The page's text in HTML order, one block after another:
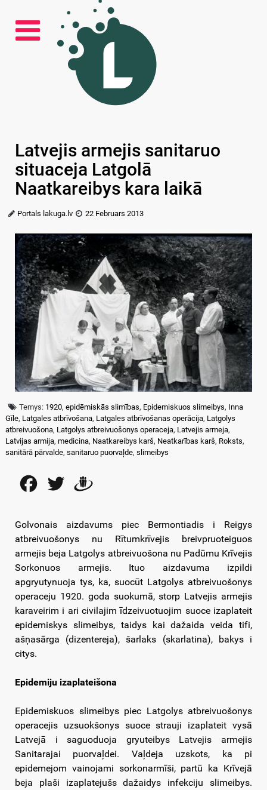
Latvejis armejis sanitaruo
situaceja Latgolā
Naatkareibys kara laikā
Portals lakuga.lv 22 Februars 2013
Temys: 1920,epidēmiskās slimības, Epidemiskuos slimeibys, Inna
Gīle, Latgales atbrīvošana, Latgales atbrīvošanas operācija, Latgolys
atbreivuošona, Latgolys atbreivuošonys operaceja, Latvejis armeja,
Latvijas armija, medicina, Naatkareibys karš, Neatkarības karš, Roksts,
sanitārā pārvalde, sanitaruo puorvaļde, slimeibys
FacebookTwitter
Golvonais aizdavums piec Bermontiadis i Reigys
atbreivuošonys nu Rītumkrīvejis breivpruoteiguos
armejis beja Latgolys atbreivuošona nu Padūmu Krīvejis
Sorkonuos armejis. Ituo aizdavuma izpildi
apgryutynuoja tys, ka, suocūt Latgolys atbreivuošonys
operaceju 1920. goda suokumā, storp Latvejis armejis
karaveirim i ari civilajim īdzeivuotuojim suoce izaplateit
epidemiskys slimeibys, taidys kai dažaida veida tifi,
ašņasārga (dizentereja), šarlaks (skarlatina), bakys i
citys.
Epidemiju izaplateišona
Epidemiskuos slimeibys piec Latgolys atbreivuošonys
operacejis uzsuokšonys suoce strauji izaplateit vysā
Latvejā i saguoduoja gryuteibys Latvejis armejis
Sanitarajai puorvaļdei. Vaļdeja uzskots, ka pi
epidemejom vainojami sorkonarmīši, partū ka Krīvejā
beja plaši izaplatejušs dažaidys infekciju slimeibys.